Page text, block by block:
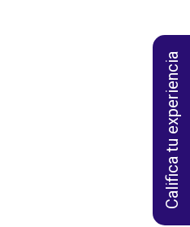
Califica tu experiencia